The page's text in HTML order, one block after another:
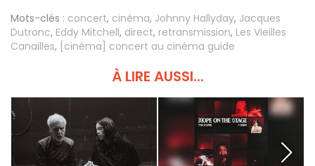
Mots-clés : concert, cinéma, Johnny Hallyday, Jacques
Dutronc, Eddy Mitchell, direct, retransmission, Les Vieilles
Canailles, [cinéma] concert au cinéma guide
À LIRE AUSSI...